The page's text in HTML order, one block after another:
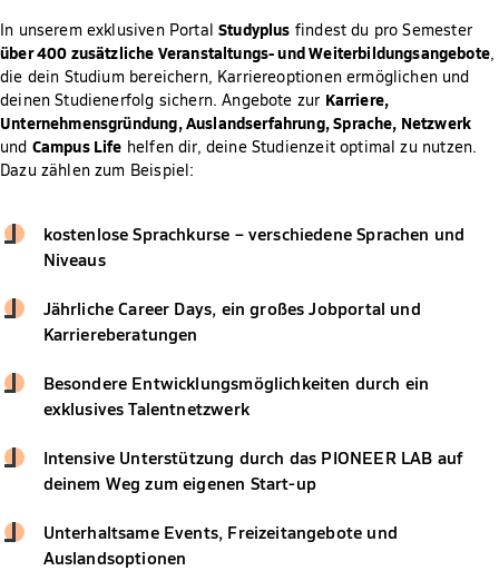
In unserem exklusiven PortalStudyplus findest du pro Semester
über 400 zusätzliche Veranstaltungs- und Weiterbildungsangebote,
die dein Studium bereichern, Karriereoptionen ermöglichen und
deinen Studienerfolg sichern. Angebote zur Karriere,
Unternehmensgründung, Auslandserfahrung, Sprache, Netzwerk
und Campus Life helfen dir, deine Studienzeit optimal zu nutzen.
Dazu zählen zum Beispiel:
kostenlose Sprachkurse – verschiedene Sprachen und
Niveaus
Jährliche Career Days, ein großes Jobportal und
Karriereberatungen
Besondere Entwicklungsmöglichkeiten durch ein
exklusives Talentnetzwerk
Intensive Unterstützung durch das PIONEER LAB auf
deinem Weg zum eigenen Start-up
Unterhaltsame Events, Freizeitangebote und
Auslandsoptionen